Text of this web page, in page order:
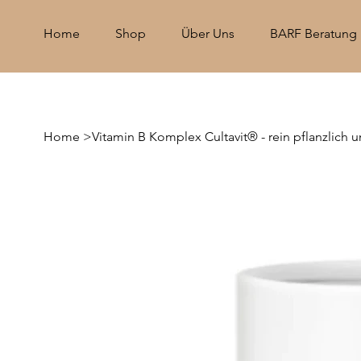
Home Shop Über Uns BARF Beratung
Home >Vitamin B Komplex Cultavit® - rein pflanzlich